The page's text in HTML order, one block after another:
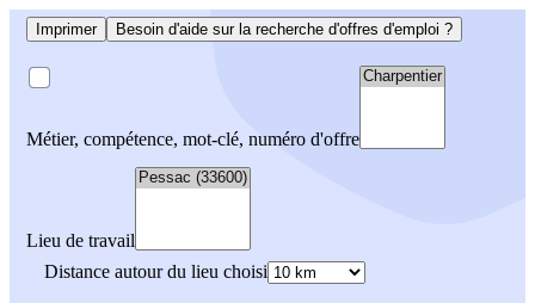
Imprimer Besoin d'aide sur la recherche d'offres d'emploi ?
Métier, compétence, mot-clé, numéro d'offre
Lieu de travail
Distance autour du lieu choisi